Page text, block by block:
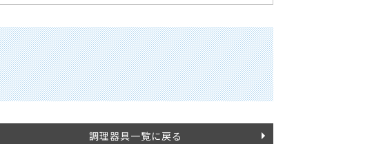
調理器具一覧に戻る